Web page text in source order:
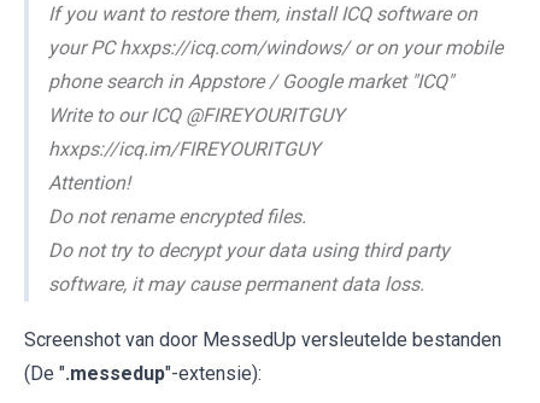
If you want to restore them, install ICQ software on
your PC hxxps://icq.com/windows/ or on your mobile
phone search in Appstore / Google market "ICQ"
Write to our ICQ @FIREYOURITGUY
hxxps://icq.im/FIREYOURITGUY
Attention!
Do not rename encrypted files.
Do not try to decrypt your data using third party
software, it may cause permanent data loss.
Screenshot van door MessedUp versleutelde bestanden
(De ".messedup"-extensie):